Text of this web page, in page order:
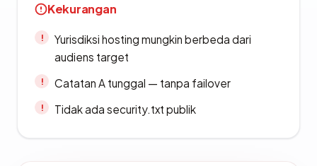
Kekurangan
Yurisdiksi hosting mungkin berbeda dari
audiens target
Catatan A tunggal — tanpa failover
Tidak ada security.txt publik